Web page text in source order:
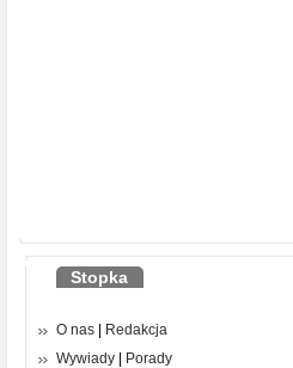
Stopka
O nas
Redakcja
Wywiady
Porady